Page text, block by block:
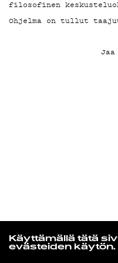
Käyttämällä tätä
evästeiden käytön.
Mariya Takeuchi
シェットランドに頬をうず
KIRJAUDU SISÄÄN
filosofinen
Ohjelma on tullut